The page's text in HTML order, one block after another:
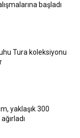
başladı
Tura koleksiyonu
yaklaşık 300